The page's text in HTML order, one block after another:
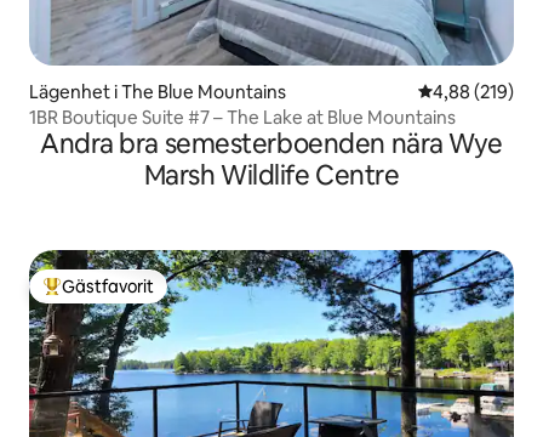
Lägenhet i The Blue Mountains 4,88 av 5 i
4,88 (219)
1BR Boutique Suite #7 – The Lake at Blue Mountains
Andra bra semesterboenden nära Wye
Marsh Wildlife Centre
Populär gästfavorit
Gästfavorit